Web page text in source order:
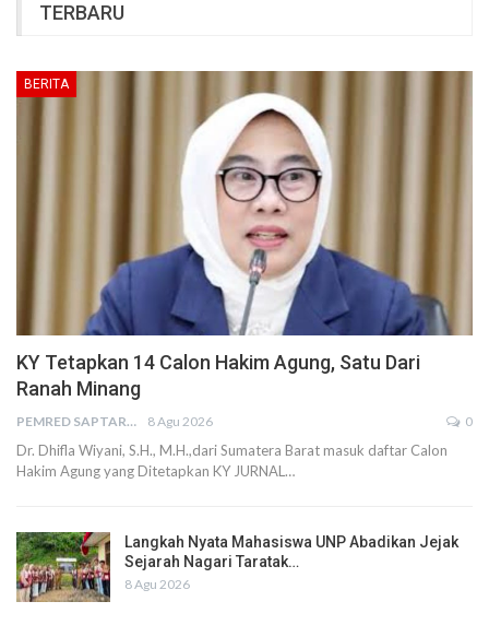
TERBARU
BERITA
KY Tetapkan 14 Calon Hakim Agung, Satu Dari
Ranah Minang
PEMRED SAPTARIUS 8 Agu 2026 0
Dr. Dhifla Wiyani, S.H., M.H.,dari Sumatera Barat masuk daftar Calon
Hakim Agung yang Ditetapkan KY JURNAL…
Langkah Nyata Mahasiswa UNP Abadikan Jejak
Sejarah Nagari Taratak…
8 Agu 2026